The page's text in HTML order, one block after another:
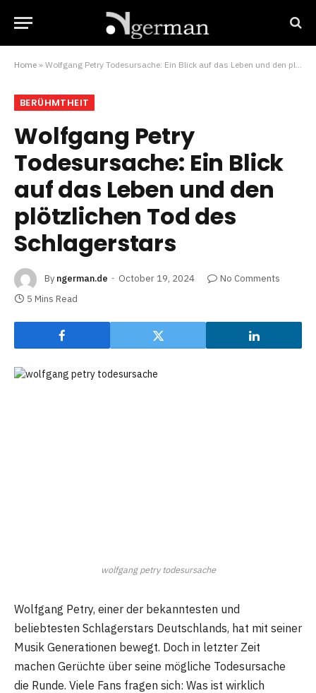
Home » Wolfgang Petry Todesursache: Ein Blick auf das Leben und den plötzlichen Tod des Schlagerstars
BERÜHMTHEIT
Wolfgang Petry
Todesursache: Ein Blick
auf das Leben und den
plötzlichen Tod des
Schlagerstars
By ngerman.de October 19, 2024
No Comments
5 Mins Read
wolfgang petry todesursache
Wolfgang Petry, einer der bekanntesten und
beliebtesten Schlagerstars Deutschlands, hat mit seiner
Musik Generationen bewegt. Doch in letzter Zeit
machen Gerüchte über seine mögliche Todesursache
die Runde. Viele Fans fragen sich: Was ist wirklich